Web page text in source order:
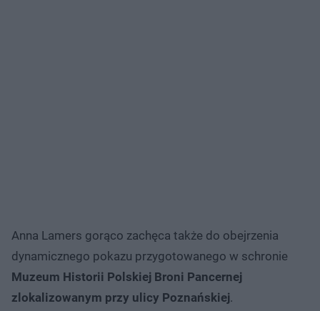
Anna Lamers gorąco zachęca także do obejrzenia
dynamicznego pokazu przygotowanego w schronie
Muzeum Historii Polskiej Broni Pancernej
zlokalizowanym przy ulicy Poznańskiej.